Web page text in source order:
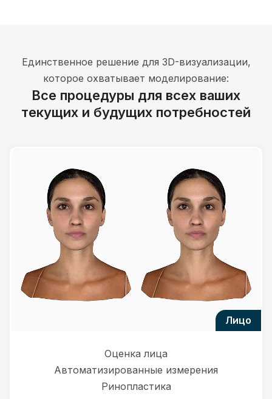
Единственное решение для 3D-визуализации,
которое охватывает моделирование:
Все процедуры для всех ваших
текущих и будущих потребностей
лицо
Оценка лица
Автоматизированные измерения
Ринопластика